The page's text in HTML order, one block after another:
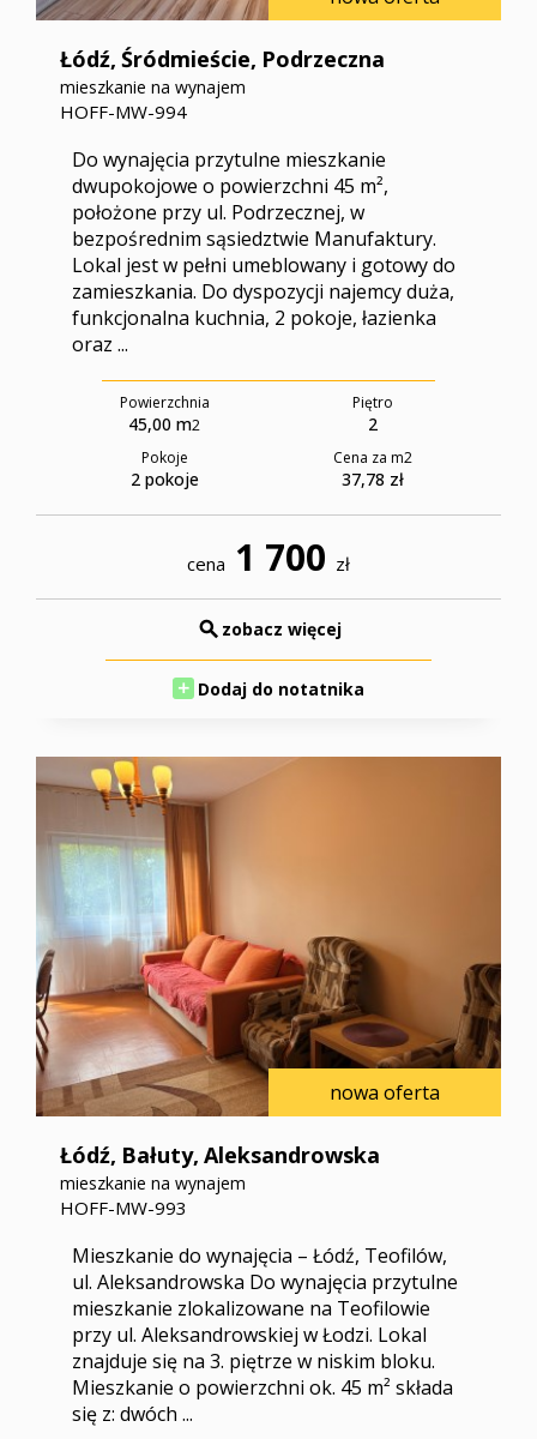
Łódź, Śródmieście, Podrzeczna
mieszkanie na wynajem
HOFF-MW-994
Do wynajęcia przytulne mieszkanie
dwupokojowe o powierzchni 45 m²,
położone przy ul. Podrzecznej, w
bezpośrednim sąsiedztwie Manufaktury.
Lokal jest w pełni umeblowany i gotowy do
zamieszkania. Do dyspozycji najemcy duża,
funkcjonalna kuchnia, 2 pokoje, łazienka
oraz ...
Powierzchnia
45,00 m2
Piętro
2
Pokoje
2 pokoje
Cena za m2
37,78 zł
cena 1 700 zł
Dodaj do notatnika
zobacz więcej
nowa oferta
Łódź, Bałuty, Aleksandrowska
mieszkanie na wynajem
HOFF-MW-993
Mieszkanie do wynajęcia – Łódź, Teofilów,
ul. Aleksandrowska Do wynajęcia przytulne
mieszkanie zlokalizowane na Teofilowie
przy ul. Aleksandrowskiej w Łodzi. Lokal
znajduje się na 3. piętrze w niskim bloku.
Mieszkanie o powierzchni ok. 45 m² składa
się z: dwóch ...